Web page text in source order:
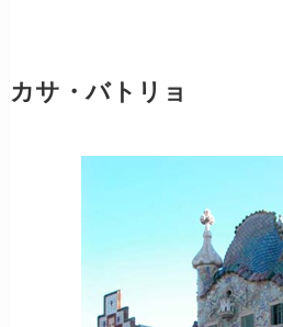
カサ・バトリョ